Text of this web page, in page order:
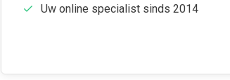
Uw online specialist sinds 2014